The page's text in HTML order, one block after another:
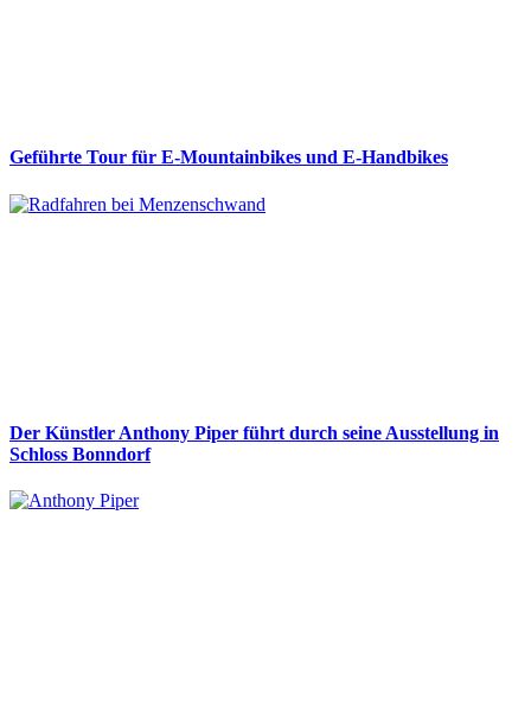
Geführte Tour für E-Mountainbikes und E-Handbikes
Der Künstler Anthony Piper führt durch seine Ausstellung in
Schloss Bonndorf